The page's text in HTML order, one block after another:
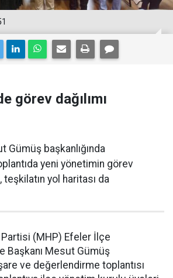
görev dağılımı
Gümüş başkanlığında
yeni yönetimin görev
teşkilatın yol haritası da
(MHP) Efeler İlçe
Başkanı Mesut Gümüş
ve değerlendirme toplantısı